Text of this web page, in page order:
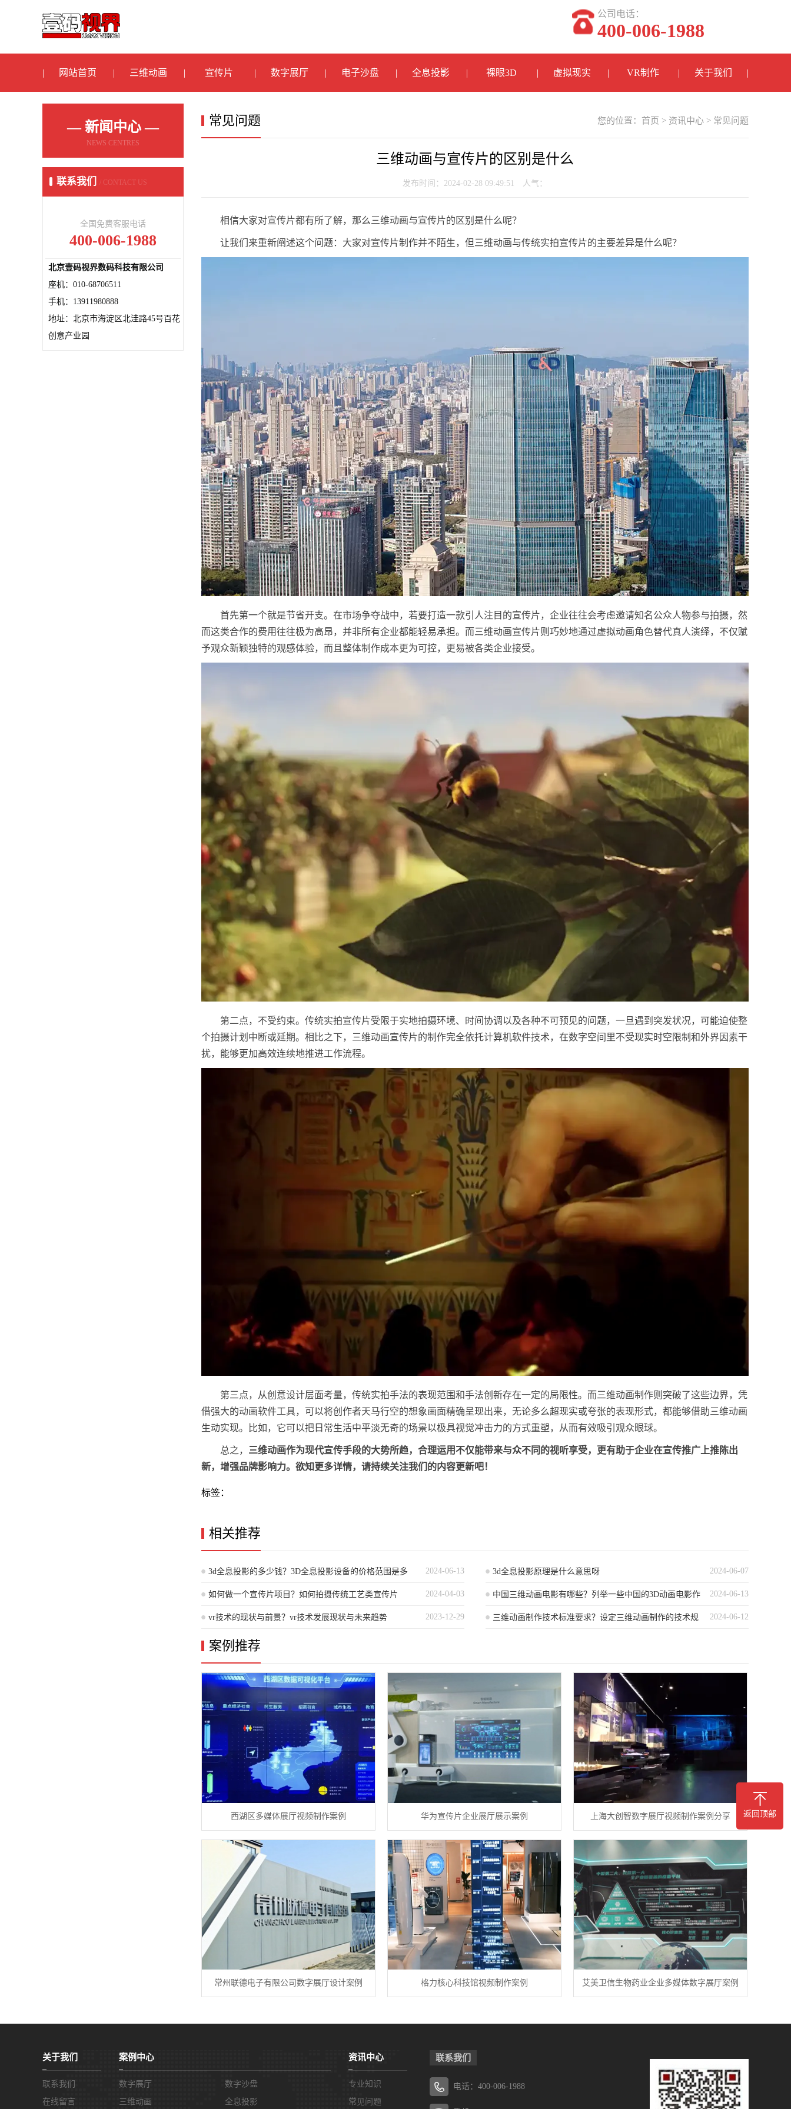
公司电话：
400-006-1988
网站首页 三维动画 宣传片 数字展厅 电子沙盘 全息投影 裸眼3D 虚拟现实 VR制作 关于我们
— 新闻中心 —
NEWS CENTRES
联系我们 / CONTACT US
全国免费客服电话
400-006-1988
北京壹码视界数码科技有限公司
座机：010-68706511
手机：13911980888
地址：北京市海淀区北洼路45号百花
创意产业园
您的位置： 首页 > 资讯中心 > 常见问题
常见问题
三维动画与宣传片的区别是什么
发布时间：2024-02-28 09:49:51 人气：
相信大家对宣传片都有所了解，那么三维动画与宣传片的区别是什么呢？
让我们来重新阐述这个问题：大家对宣传片制作并不陌生，但三维动画与传统实拍宣传片的主要差异是什么呢？
首先第一个就是节省开支。在市场争夺战中，若要打造一款引人注目的宣传片，企业往往会考虑邀请知名公众人物参与拍摄，然
而这类合作的费用往往极为高昂，并非所有企业都能轻易承担。而三维动画宣传片则巧妙地通过虚拟动画角色替代真人演绎，不仅赋
予观众新颖独特的观感体验，而且整体制作成本更为可控，更易被各类企业接受。
第二点，不受约束。传统实拍宣传片受限于实地拍摄环境、时间协调以及各种不可预见的问题，一旦遇到突发状况，可能迫使整
个拍摄计划中断或延期。相比之下，三维动画宣传片的制作完全依托计算机软件技术，在数字空间里不受现实时空限制和外界因素干
扰，能够更加高效连续地推进工作流程。
第三点，从创意设计层面考量，传统实拍手法的表现范围和手法创新存在一定的局限性。而三维动画制作则突破了这些边界，凭
借强大的动画软件工具，可以将创作者天马行空的想象画面精确呈现出来，无论多么超现实或夸张的表现形式，都能够借助三维动画
生动实现。比如，它可以把日常生活中平淡无奇的场景以极具视觉冲击力的方式重塑，从而有效吸引观众眼球。
总之， 三维动画作为现代宣传手段的大势所趋，合理运用不仅能带来与众不同的视听享受，更有助于企业在宣传推广上推陈出
新，增强品牌影响力。欲知更多详情，请持续关注我们的内容更新吧！
标签：
相关推荐
2024-06-13
3d全息投影的多少钱？3D全息投影设备的价格范围是多
少？
2024-06-07
3d全息投影原理是什么意思呀
2024-04-03
如何做一个宣传片项目？如何拍摄传统工艺类宣传片 2024-06-13
中国三维动画电影有哪些？列举一些中国的3D动画电影作
品
2023-12-29
vr技术的现状与前景？vr技术发展现状与未来趋势 2024-06-12
三维动画制作技术标准要求？设定三维动画制作的技术规
案例推荐
西湖区多媒体展厅视频制作案例 华为宣传片企业展厅展示案例 上海大创智数字展厅视频制作案例分享
常州联德电子有限公司数字展厅设计案例 格力核心科技馆视频制作案例 艾美卫信生物药业企业多媒体数字展厅案例
关于我们
联系我们
在线留言
案例中心
数字展厅
数字沙盘
三维动画
全息投影
资讯中心
专业知识
常见问题
联系我们
电话：400-006-1988
返回顶部